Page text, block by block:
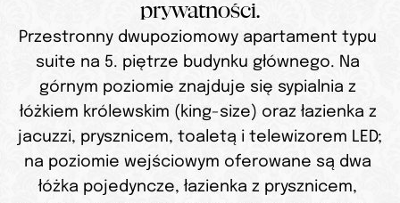
prywatności.
Przestronny dwupoziomowy apartament typu
suite na 5. piętrze budynku głównego. Na
górnym poziomie znajduje się sypialnia z
łóżkiem królewskim (king-size) oraz łazienka z
jacuzzi, prysznicem, toaletą i telewizorem LED;
na poziomie wejściowym oferowane są dwa
łóżka pojedyncze, łazienka z prysznicem,